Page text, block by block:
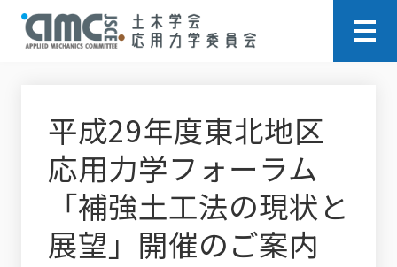
平成29年度東北地区
応用力学フォーラム
「補強土工法の現状と
展望」開催のご案内